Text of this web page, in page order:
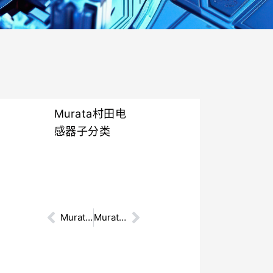
Murata村田电
感器子分类
Prev Murata村田贴片电阻 Murata村田热敏电阻 Next